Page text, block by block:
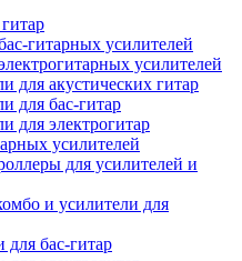
гитарных усилителей
усилителей
для акустических гитар
для бас-гитар
для электрогитар
усилителей
для усилителей и
и усилители для
для бас-гитар